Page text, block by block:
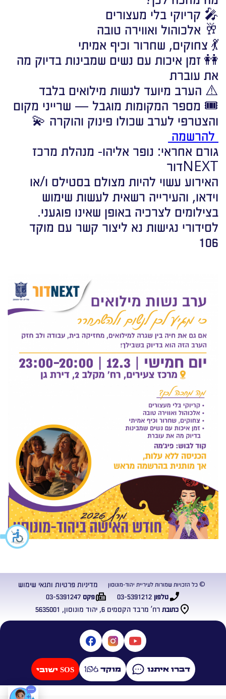
🎤 קריוקי בלי מעצורים
🥂 אלכוהול ואווירה טובה
💃 צחוקים, שחרור וכיף אמיתי
👭 זמן איכות עם נשים שמבינות בדיוק מה
את עוברת
⚠️ הערב מיועד לנשות מילואים בלבד
🎟️ מספר המקומות מוגבל — שרייני מקום
והצטרפי לערב שכולו פינוק והוקרה 💫
להרשמה
גורם אחראי: נופר אליהו- מנהלת מרכז
NEXTדור
האירוע עשוי להיות מצולם בסטילס ו/או
וידאו, והעירייה רשאית לעשות שימוש
בצילומים לצרכיה באופן שאינו פוגעני.
לסידורי נגישות נא ליצור קשר עם מוקד
106
כתובת רח’ מרבד הקסמים 6, יהוד מונוסון, 5635001
טלפון03-5391212 פקס03-5391247
© כל הזכויות שמורות לעיריית יהוד-מונוסון מדיניות פרטיות ותנאי שימוש
דברו איתנו מוקד SOS ישובי